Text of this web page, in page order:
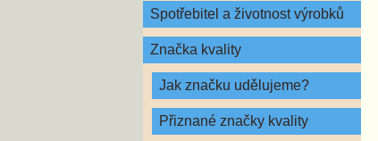
Spotřebitel a životnost výrobků
Značka kvality
Jak značku udělujeme?
Přiznané značky kvality